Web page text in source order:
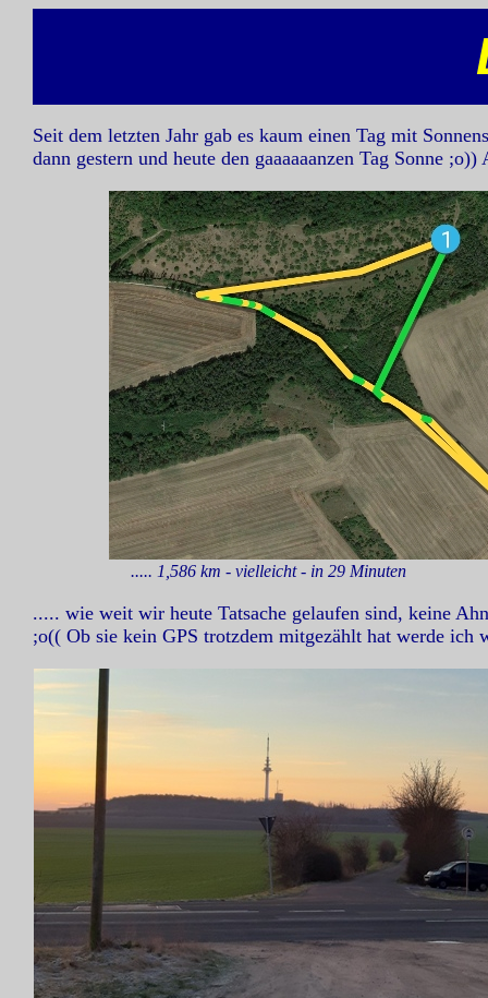
Seit dem letzten Jahr gab es kaum einen Tag mit
dann gestern und heute den gaaaaaanzen Tag Sonne
..... 1,586 km - vielleicht - in 29 Minuten
..... wie weit wir heute Tatsache gelaufen sind, keine
;o(( Ob sie kein GPS trotzdem mitgezählt hat werde ich